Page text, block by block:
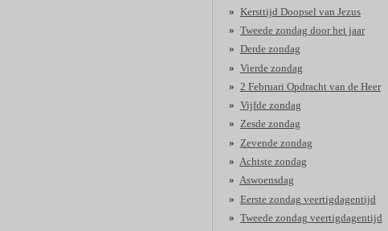
Kersttijd Doopsel van Jezus
Tweede zondag door het jaar
Derde zondag
Vierde zondag
2 Februari Opdracht van de Heer
Vijfde zondag
Zesde zondag
Zevende zondag
Achtste zondag
Aswoensdag
Eerste zondag veertigdagentijd
Tweede zondag veertigdagentijd